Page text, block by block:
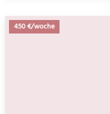
450 €/woche